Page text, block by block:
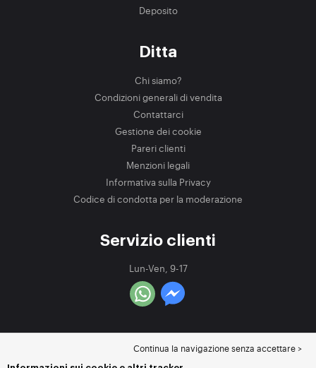
Deposito
Ditta
Chi siamo?
Condizioni generali di vendita
Contattarci
Gestione dei cookie
Pareri clienti
Menzioni legali
Informativa sulla Privacy
Codice di condotta per la moderazione
Servizio clienti
Lun-Ven, 9-17
Continua la navigazione senza accettare >